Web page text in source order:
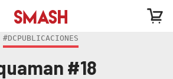
#DCPUBLICACIONES
#18